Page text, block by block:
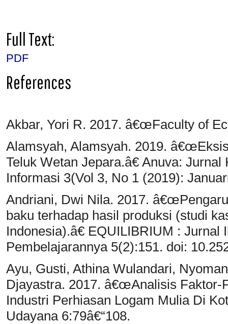
Full Text:
PDF
References
Akbar, Yori R. 2017. â€œFaculty of
Alamsyah, Alamsyah. 2019.
Teluk Wetan Jepara.â€ Anuva:
Informasi 3(Vol 3, No 1 (2019):
Andriani, Dwi Nila. 2017.
baku terhadap hasil produksi (studi
Indonesia).â€ EQUILIBRIUM : Jurnal
Pembelajarannya 5(2):151. doi:
Ayu, Gusti, Athina Wulandari,
Djayastra. 2017. â€œAnalisis Faktor-
Industri Perhiasan Logam Mulia Di
Udayana 6:79â€“108.